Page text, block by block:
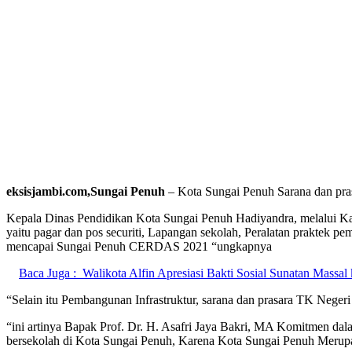
eksisjambi.com,Sungai Penuh – Kota Sungai Penuh Sarana dan
Kepala Dinas Pendidikan Kota Sungai Penuh Hadiyandra, melalui
yaitu pagar dan pos securiti, Lapangan sekolah, Peralatan praktek
mencapai Sungai Penuh CERDAS 2021 “ungkapnya
Baca Juga : Walikota Alfin Apresiasi Bakti Sosial Sunatan
“Selain itu Pembangunan Infrastruktur, sarana dan prasara TK
“ini artinya Bapak Prof. Dr. H. Asafri Jaya Bakri, MA Komitmen
bersekolah di Kota Sungai Penuh, Karena Kota Sungai Penuh